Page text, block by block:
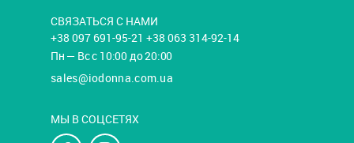
СВЯЗАТЬСЯ С НАМИ
+38 097 691-95-21 +38 063 314-92-14
Пн — Вс с 10:00 до 20:00
sales@iodonna.com.ua
МЫ В СОЦСЕТЯХ